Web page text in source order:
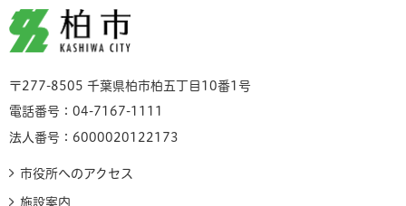
柏市
〒277-8505 千葉県柏市柏五丁目10番1号
電話番号：04-7167-1111
法人番号：6000020122173
市役所へのアクセス
施設案内